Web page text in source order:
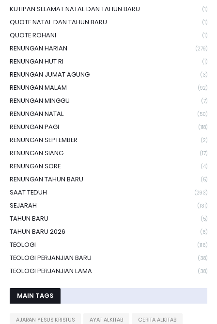
KUTIPAN SELAMAT NATAL DAN TAHUN BARU (1)
QUOTE NATAL DAN TAHUN BARU (1)
QUOTE ROHANI (1)
RENUNGAN HARIAN (279)
RENUNGAN HUT RI (1)
RENUNGAN JUMAT AGUNG (3)
RENUNGAN MALAM (92)
RENUNGAN MINGGU (7)
RENUNGAN NATAL (50)
RENUNGAN PAGI (118)
RENUNGAN SEPTEMBER (2)
RENUNGAN SIANG (17)
RENUNGAN SORE (4)
RENUNGAN TAHUN BARU (5)
SAAT TEDUH (293)
SEJARAH (131)
TAHUN BARU (5)
TAHUN BARU 2026 (6)
TEOLOGI (116)
TEOLOGI PERJANJIAN BARU (38)
TEOLOGI PERJANJIAN LAMA (38)
MAIN TAGS
AJARAN YESUS KRISTUS AYAT ALKITAB
CERITA ALKITAB